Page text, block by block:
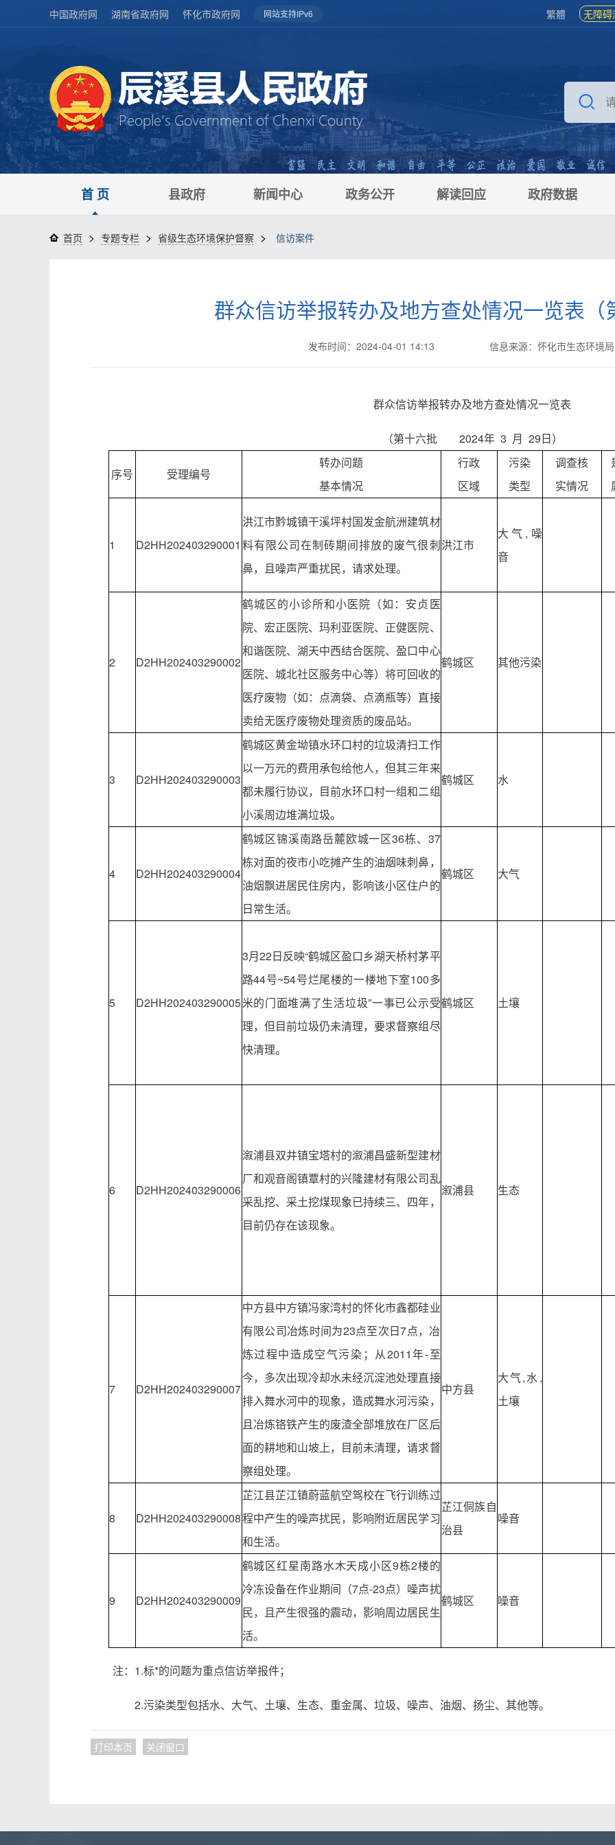
中国政府网 湖南省政府网 怀化市政府网 网站支持IPv6 繁體 无障碍
首 页 县政府 新闻中心 政务公开 解读回应 政府数据
首页 > 专题专栏 > 省级生态环境保护督察 > 信访案件
群众信访举报转办及地方查处情况一览表（
发布时间：2024-04-01 14:13 信息来源：怀化市生态环境局
群众信访举报转办及地方查处情况一览表
（第十六批 2024年 3 月 29日）
序号 受理编号
转办问题
基本情况
行政
区域
污染
类型
调查核
实情况
1 D2HH202403290001
洪江市黔城镇干溪坪村国发金航洲建筑材
料有限公司在制砖期间排放的废气很刺
鼻，且噪声严重扰民，请求处理。
洪江市
大气,噪
音
2 D2HH202403290002
鹤城区的小诊所和小医院（如：安贞医
院、宏正医院、玛利亚医院、正健医院、
和谐医院、湖天中西结合医院、盈口中心
医院、城北社区服务中心等）将可回收的
医疗废物（如：点滴袋、点滴瓶等）直接
卖给无医疗废物处理资质的废品站。
鹤城区 其他污染
3 D2HH202403290003
鹤城区黄金坳镇水环口村的垃圾清扫工作
以一万元的费用承包给他人，但其三年来
都未履行协议，目前水环口村一组和二组
小溪周边堆满垃圾。
鹤城区 水
4 D2HH202403290004
鹤城区锦溪南路岳麓欧城一区36栋、37
栋对面的夜市小吃摊产生的油烟味刺鼻，
油烟飘进居民住房内，影响该小区住户的
日常生活。
鹤城区 大气
5 D2HH202403290005
3月22日反映“鹤城区盈口乡湖天桥村茅平
路44号~54号烂尾楼的一楼地下室100多
米的门面堆满了生活垃圾”一事已公示受
理，但目前垃圾仍未清理，要求督察组尽
快清理。
鹤城区 土壤
6 D2HH202403290006
溆浦县双井镇宝塔村的溆浦昌盛新型建材
厂和观音阁镇覃村的兴隆建材有限公司乱
采乱挖、采土挖煤现象已持续三、四年，
目前仍存在该现象。
溆浦县 生态
7 D2HH202403290007
中方县中方镇冯家湾村的怀化市鑫都硅业
有限公司冶炼时间为23点至次日7点，冶
炼过程中造成空气污染；从2011年-至
今，多次出现冷却水未经沉淀池处理直接
排入舞水河中的现象，造成舞水河污染，
且冶炼铬铁产生的废渣全部堆放在厂区后
面的耕地和山坡上，目前未清理，请求督
察组处理。
中方县
大气,水,
土壤
8 D2HH202403290008
芷江县芷江镇蔚蓝航空驾校在飞行训练过
程中产生的噪声扰民，影响附近居民学习
和生活。
芷江侗族自
治县
噪音
9 D2HH202403290009
鹤城区红星南路水木天成小区9栋2楼的
冷冻设备在作业期间（7点-23点）噪声扰
民，且产生很强的震动，影响周边居民生
活。
鹤城区 噪音
注：1.标*的问题为重点信访举报件；
2.污染类型包括水、大气、土壤、生态、重金属、垃圾、噪声、油烟、扬尘、其他等。
打印本页 关闭窗口